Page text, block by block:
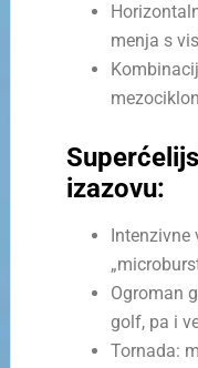
menja s
izazovu:
Intenzivne
Ogroman
golf, pa i
Tornada: